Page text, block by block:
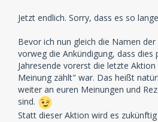
Jetzt endlich. Sorry, dass es so
Bevor ich nun gleich die Namen
vorweg die Ankündigung, dass dies
Jahresende vorerst die letzte
Meinung zählt" war. Das heißt
weiter an euren Meinungen und
sind.
Statt dieser Aktion wird es